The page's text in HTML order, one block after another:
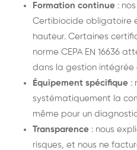
Formation continue :
Certibiocide obligatoire
hauteur. Certaines
norme CEPA EN 16636
dans la gestion intégrée
Équipement spécifique :
systématiquement la
même pour un
Transparence : nous
risques, et nous ne